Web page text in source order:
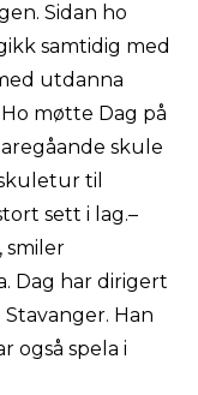
Sidan ho
samtidig med
utdanna
møtte Dag på
skule
til
sett i lag.–
smiler
Dag har dirigert
Han
også spela i